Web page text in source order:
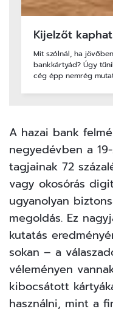
Kijelzőt
Mit szólnál, ha
bankkártyád? Úgy
cég épp nemrég
A hazai bank
negyedévben a
tagjainak 72
vagy okosórás
ugyanolyan
megoldás. Ez
kutatás
sokan – a
véleményen
kibocsátott
használni, mint a